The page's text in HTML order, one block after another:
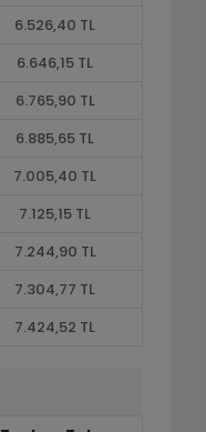
6.526,40 TL
6.646,15 TL
6.765,90 TL
6.885,65 TL
7.005,40 TL
7.125,15 TL
7.244,90 TL
7.304,77 TL
7.424,52 TL